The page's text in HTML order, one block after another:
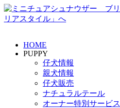
HOME
PUPPY
仔犬情報
親犬情報
仔犬販売
ナチュラルテール
オーナー特別サービス